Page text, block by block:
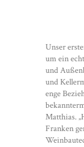
Unser
um ein
und
und
enge
Matthias.
Franken